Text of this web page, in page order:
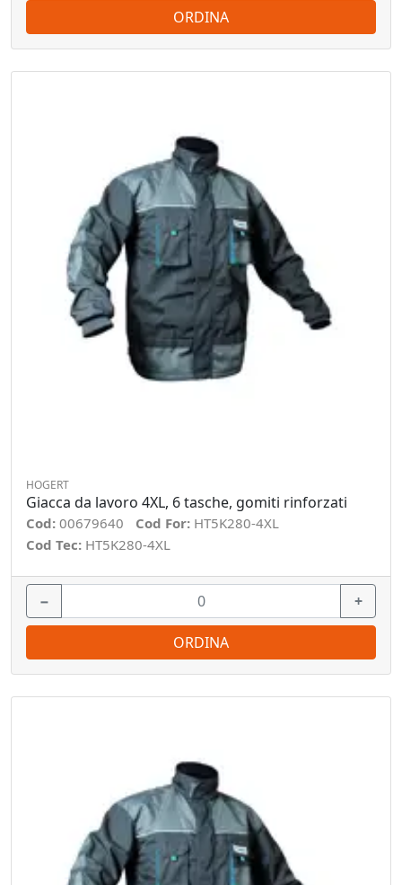
ORDINA
HOGERT
Giacca da lavoro 4XL, 6 tasche, gomiti rinforzati
Cod: 00679640 Cod For: HT5K280-4XL
Cod Tec: HT5K280-4XL
− +
ORDINA